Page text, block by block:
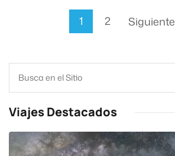
1 2 Siguiente
Viajes Destacados